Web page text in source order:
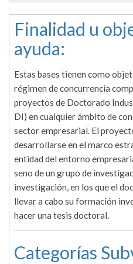
Finalidad u
ayuda:
Estas bases tienen como
régimen de concurrencia
proyectos de Doctorado
DI) en cualquier ámbito de
sector empresarial. El
desarrollarse en el marco
entidad del entorno
seno de un grupo de
investigación, en los que el
llevar a cabo su formación
hacer una tesis doctoral.
Categorías